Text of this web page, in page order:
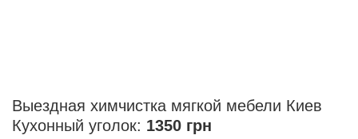
Выездная химчистка мягкой мебели Киев
Кухонный уголок: 1350 грн